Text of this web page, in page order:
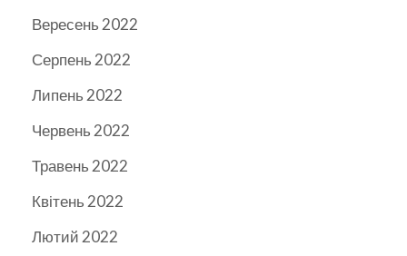
Вересень 2022
Серпень 2022
Липень 2022
Червень 2022
Травень 2022
Квітень 2022
Лютий 2022